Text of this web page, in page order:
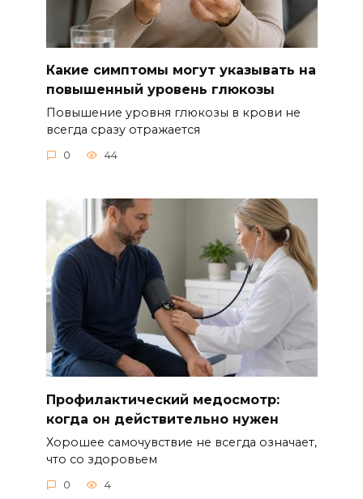
Какие симптомы могут указывать на
повышенный уровень глюкозы
Повышение уровня глюкозы в крови не
всегда сразу отражается
0 44
Профилактический медосмотр:
когда он действительно нужен
Хорошее самочувствие не всегда означает,
что со здоровьем
0 4